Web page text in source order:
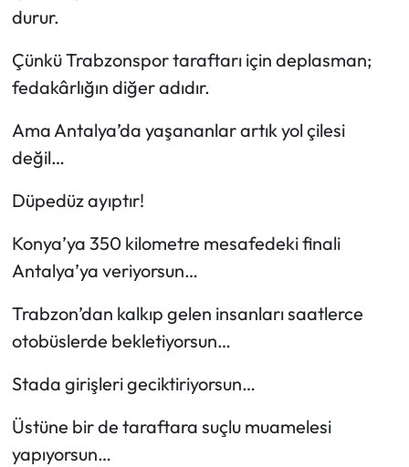
durur.
Çünkü Trabzonspor taraftarı için deplasman;
fedakârlığın diğer adıdır.
Ama Antalya’da yaşananlar artık yol çilesi
değil…
Düpedüz ayıptır!
Konya’ya 350 kilometre mesafedeki finali
Antalya’ya veriyorsun…
Trabzon’dan kalkıp gelen insanları saatlerce
otobüslerde bekletiyorsun…
Stada girişleri geciktiriyorsun…
Üstüne bir de taraftara suçlu muamelesi
yapıyorsun…